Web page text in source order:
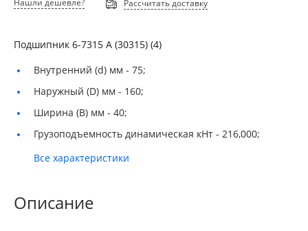
Нашли дешевле? Рассчитать доставку
Подшипник 6-7315 А (30315) (4)
Внутренний (d) мм - 75;
Наружный (D) мм - 160;
Ширина (B) мм - 40;
Грузоподъемность динамическая кНт - 216,000;
Все характеристики
Описание